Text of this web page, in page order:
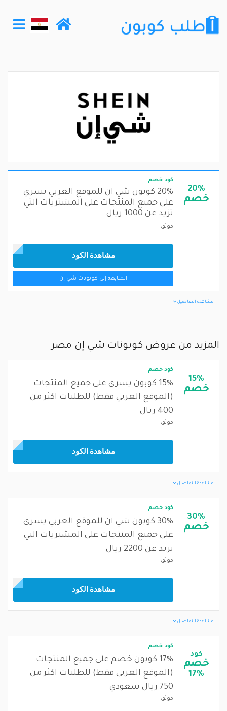
20%
خصم
كود خصم
20% كوبون شي ان للموقع العربي يسري
على جميع المنتجات على المشتريات التي
تزيد عن 1000 ريال
موثق
مشاهدة الكود
المتابعة إلى كوبونات شي إن
مشاهدة التفاصيل
المزيد من عروض كوبونات شي إن مصر
15%
خصم
كود خصم
15% كوبون يسري على جميع المنتجات
(الموقع العربي فقط) للطلبات اكثر من
400 ريال
موثق
مشاهدة الكود
مشاهدة التفاصيل
30%
خصم
كود خصم
30% كوبون شي ان للموقع العربي يسري
على جميع المنتجات على المشتريات التي
تزيد عن 2200 ريال
موثق
مشاهدة الكود
مشاهدة التفاصيل
كود
خصم
17%
كود خصم
17% كوبون خصم على جميع المنتجات
(الموقع العربي فقط) للطلبات اكثر من
750 ريال سعودي
موثق